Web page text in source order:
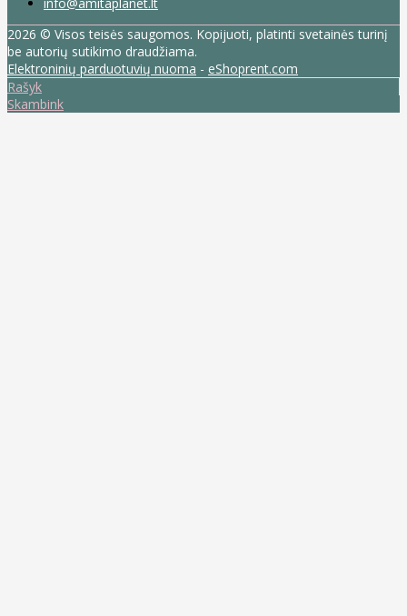
2026 © Visos teisės saugomos. Kopijuoti, platinti svetainės turinį
be autorių sutikimo draudžiama.
Elektroninių parduotuvių nuoma - eShoprent.com
Rašyk
Skambink